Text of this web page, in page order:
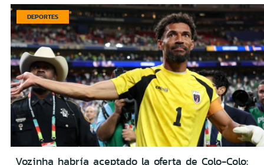
DEPORTES
Vozinha habría aceptado la oferta de Colo-Colo: